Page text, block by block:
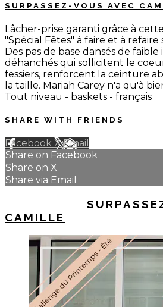
SURPASSEZ-VOUS AVEC
Lâcher-prise garanti grâce à
"Spécial Fêtes" à faire et à refaire
Des pas de base dansés de
déhanchés qui sollicitent le
fessiers, renforcent la ceinture
la taille. Mariah Carey n'a qu'à
Tout niveau - baskets - français
SHARE WITH FRIENDS
Facebook XEmail
Share on Facebook
Share on X
Share via Email
CAMILLE